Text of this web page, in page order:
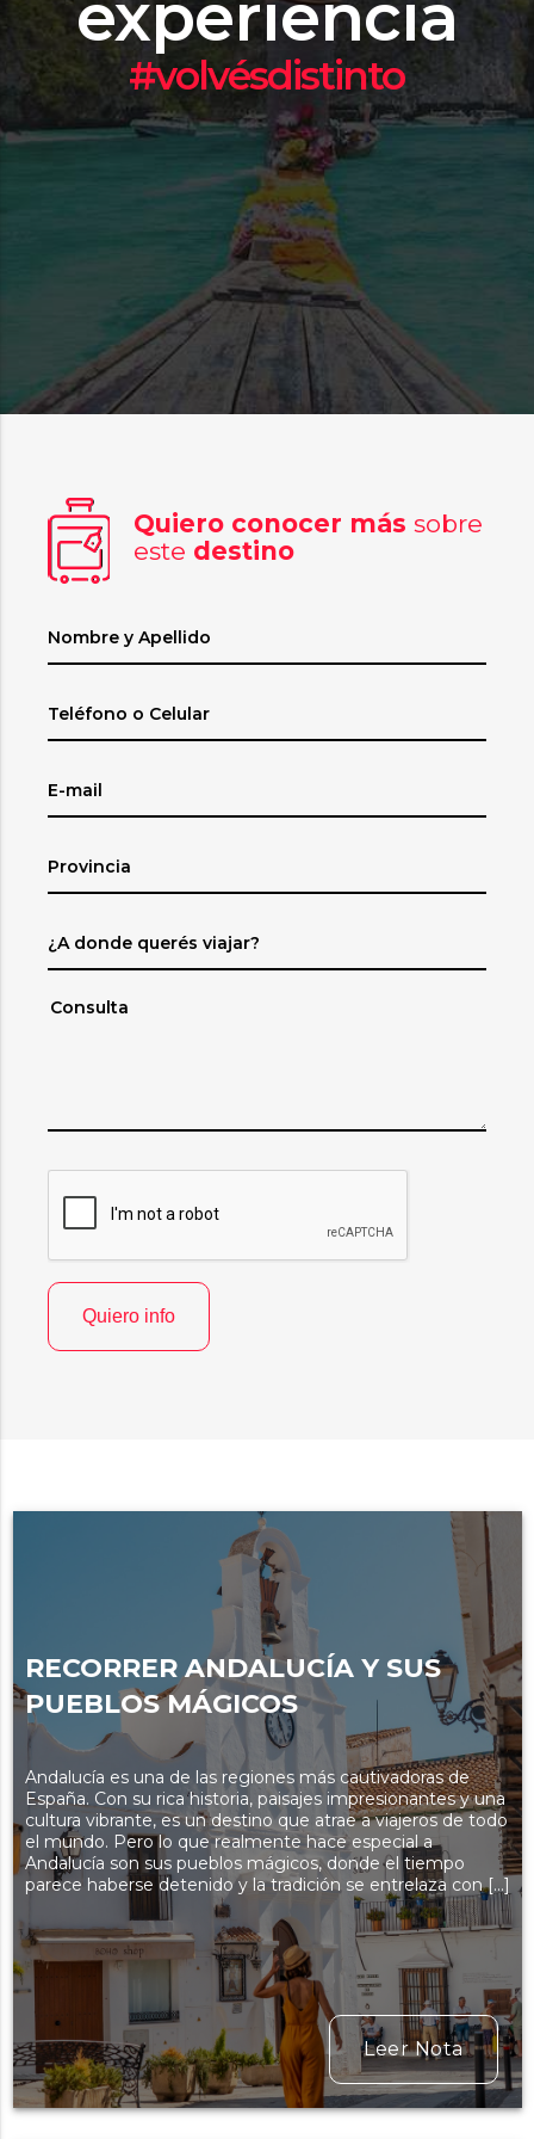
experiencia
#volvésdistinto
Quiero conocer más sobre
este destino
RECORRER ANDALUCÍA Y SUS
PUEBLOS MÁGICOS
Andalucía es una de las regiones más cautivadoras de
España. Con su rica historia, paisajes impresionantes y una
cultura vibrante, es un destino que atrae a viajeros de todo
el mundo. Pero lo que realmente hace especial a
Andalucía son sus pueblos mágicos, donde el tiempo
parece haberse detenido y la tradición se entrelaza con […]
Leer Nota